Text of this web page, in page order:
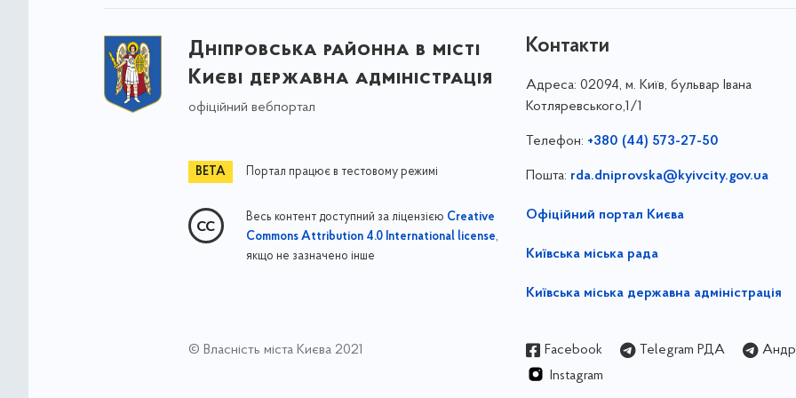
Дніпровська районна в місті
Києві державна адміністрація
офіційний вебпортал
Портал працює в тестовому режимі
Весь контент доступний за ліцензією Creative
Commons Attribution 4.0 International license,
якщо не зазначено інше
Контакти
Адреса: 02094, м. Київ, бульвар Івана
Котляревського,1/1
Телефон: +380 (44) 573-27-50
Пошта: rda.dniprovska@kyivcity.gov.ua
Офіційний портал Києва
Київська міська рада
Київська міська державна адміністрація
© Власність міста Києва 2021 Facebook Telegram РДА
Instagram